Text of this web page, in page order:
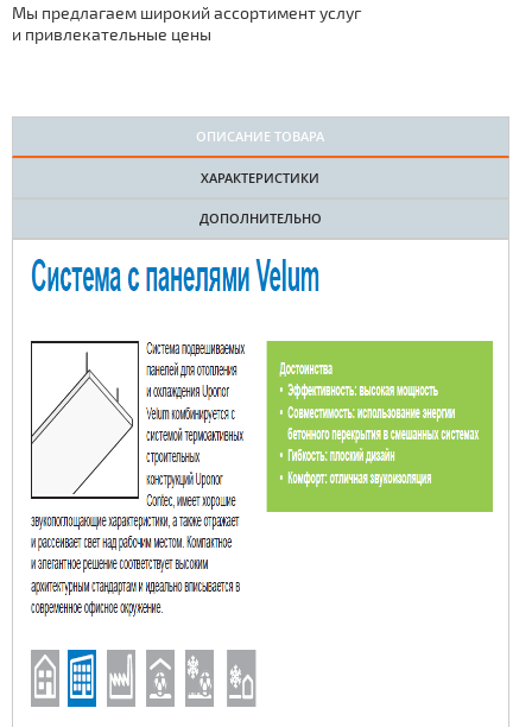
Мы предлагаем широкий ассортимент услуг
и привлекательные цены
ОПИСАНИЕ ТОВАРА
ХАРАКТЕРИСТИКИ
ДОПОЛНИТЕЛЬНО